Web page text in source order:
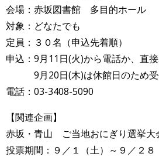
会場：赤坂図書館 多目的ホール
対象：どなたでも
定員：３０名（申込先着順）
申込：9月11日(火)から電話か、直
9月20日(木)は休館日のため受
電話：03-3408-5090
【関連企画】
赤坂・青山 ご当地おにぎり選挙
投票期間：９／１（土）～９／２８